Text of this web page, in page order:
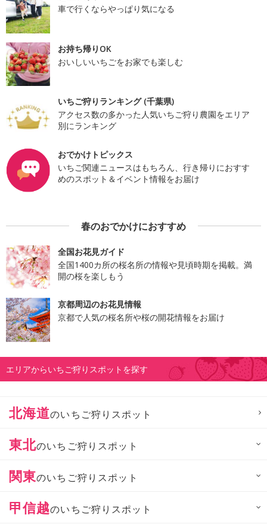
車で行くならやっぱり気になる
お持ち帰りOK
おいしいいちごをお家でも楽しむ
いちご狩りランキング (千葉県)
アクセス数の多かった人気いちご狩り農園をエリア
別にランキング
おでかけトピックス
いちご関連ニュースはもちろん、行き帰りにおすす
めのスポット＆イベント情報をお届け
春のおでかけにおすすめ
全国お花見ガイド
全国1400カ所の桜名所の情報や見頃時期を掲載。満
開の桜を楽しもう
京都周辺のお花見情報
京都で人気の桜名所や桜の開花情報をお届け
エリアからいちご狩りスポットを探す
北海道のいちご狩りスポット
東北のいちご狩りスポット
関東のいちご狩りスポット
甲信越のいちご狩りスポット